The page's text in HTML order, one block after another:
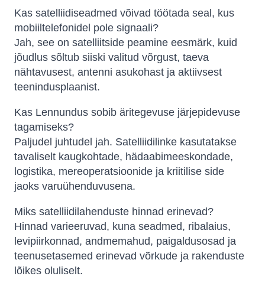
Kas satelliidiseadmed võivad töötada seal, kus
mobiiltelefonidel pole signaali?
Jah, see on satelliitside peamine eesmärk, kuid
jõudlus sõltub siiski valitud võrgust, taeva
nähtavusest, antenni asukohast ja aktiivsest
teenindusplaanist.
Kas Lennundus sobib äritegevuse järjepidevuse
tagamiseks?
Paljudel juhtudel jah. Satelliidilinke kasutatakse
tavaliselt kaugkohtade, hädaabimeeskondade,
logistika, mereoperatsioonide ja kriitilise side
jaoks varuühenduvusena.
Miks satelliidilahenduste hinnad erinevad?
Hinnad varieeruvad, kuna seadmed, ribalaius,
levipiirkonnad, andmemahud, paigaldusosad ja
teenusetasemed erinevad võrkude ja rakenduste
lõikes oluliselt.